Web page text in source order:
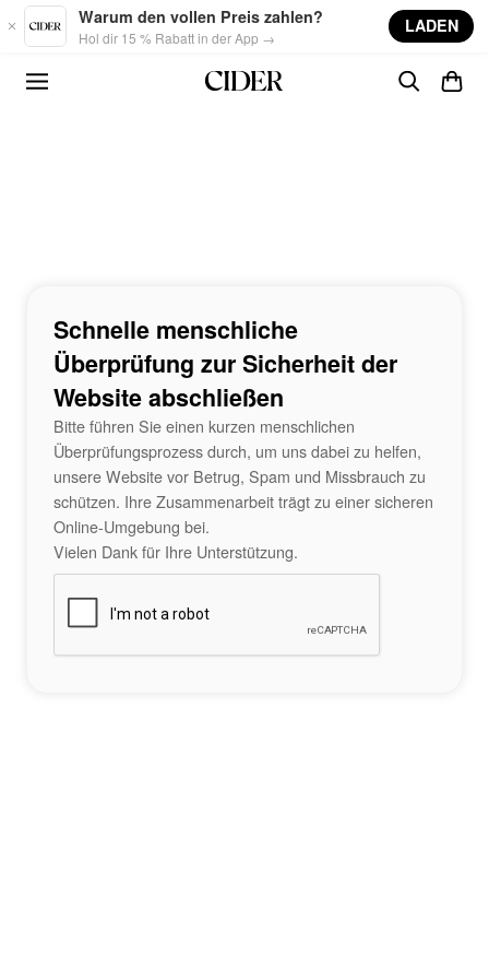
Skip to main content
Warum den vollen Preis zahlen?
Hol dir 15 % Rabatt in der App →
LADEN
Schnelle menschliche
Überprüfung zur Sicherheit der
Website abschließen
Bitte führen Sie einen kurzen menschlichen
Überprüfungsprozess durch, um uns dabei zu helfen,
unsere Website vor Betrug, Spam und Missbrauch zu
schützen. Ihre Zusammenarbeit trägt zu einer sicheren
Online-Umgebung bei.
Vielen Dank für Ihre Unterstützung.